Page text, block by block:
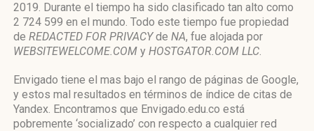
2019. Durante el tiempo ha sido clasificado tan alto como
2 724 599 en el mundo. Todo este tiempo fue propiedad
de REDACTED FOR PRIVACYde NA, fue alojada por
WEBSITEWELCOME.COM y HOSTGATOR.COM LLC.
Envigado tiene el mas bajo el rango de páginas de Google,
y estos mal resultados en términos de índice de citas de
Yandex. Encontramos que Envigado.edu.co está
pobremente ‘socializado’ con respecto a cualquier red